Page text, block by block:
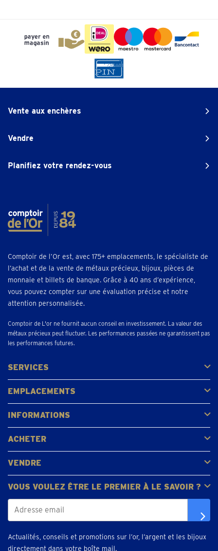
Vente aux enchères
Vendre
Planifiez votre rendez-vous
Comptoir de l’Or est, avec 175+ emplacements, le spécialiste de
l’achat et de la vente de métaux précieux, bijoux, pièces de
monnaie et billets de banque. Grâce à 40 ans d’expérience,
vous pouvez compter sur une évaluation précise et notre
attention personnalisée.
Comptoir de L'or ne fournit aucun conseil en investissement. La valeur des
métaux précieux peut fluctuer. Les performances passées ne garantissent pas
les performances futures.
SERVICES
Acheter
Vendre
Vente aux enchères
EMPLACEMENTS
Gerpinnes
Liège
Namur
Waterloo
Woluwe-Saint-Lambert
Voir tous les emplacements
INFORMATIONS
FAQ
Avis clients
ACHETER
Acheter de l'or
Acheter des pièces
Acheter de l'argent
VENDRE
Bijoux en or
Pièces d'or
Lingots d'or
VOUS VOULEZ ÊTRE LE PREMIER À LE SAVOIR ?
Actualités, conseils et promotions sur l’or, l’argent et les bijoux
directement dans votre boîte mail.